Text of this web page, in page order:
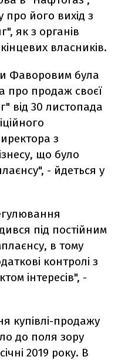
про його вихід з
як з органів
власників.
Фаворовим була
про продаж своєї
від 30 листопада
з
що було
- йдеться у
під постійним
в тому
контролі з
інтересів", -
купівлі-продажу
до поля зору
2019 року. В